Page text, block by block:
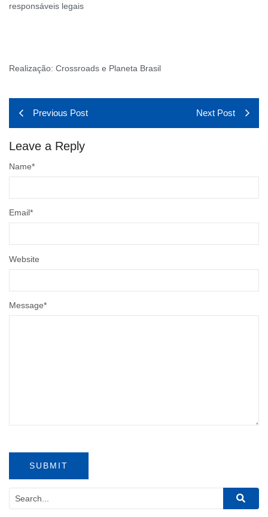
responsáveis legais
Realização: Crossroads e Planeta Brasil
Previous Post Next Post
Leave a Reply
Message*
Name*
Email*
Website